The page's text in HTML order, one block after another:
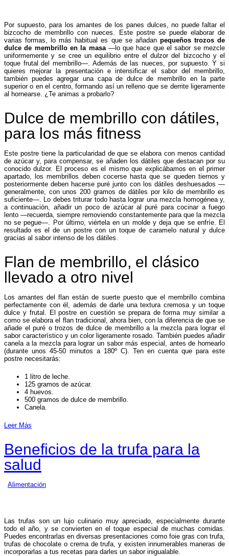
Por supuesto, para los amantes de los panes dulces, no puede faltar el
bizcocho de membrillo con nueces. Este postre se puede elaborar de
varias formas, lo más habitual es que se añadan pequeños trozos de
dulce de membrillo en la masa—lo que hace que el sabor se mezcle
uniformemente y se cree un equilibrio entre el dulzor del bizcocho y el
toque frutal del membrillo—. Además de las nueces, por supuesto. Y si
quieres mejorar la presentación e intensificar el sabor del membrillo,
también puedes agregar una capa de dulce de membrillo en la parte
superior o en el centro, formando así un relleno que se derrite ligeramente
al hornearse. ¿Te animas a probarlo?
Dulce de membrillo con dátiles,
para los más fitness
Este postre tiene la particularidad de que se elabora con menos cantidad
de azúcar y, para compensar, se añaden los dátiles que destacan por su
conocido dulzor. El proceso es el mismo que explicábamos en el primer
apartado, los membrillos deben cocerse hasta que se queden tiernos y
posteriormente deben hacerse puré junto con los dátiles deshuesados —
generalmente, con unos 200 gramos de dátiles por kilo de membrillo es
suficiente—. Lo debes triturar todo hasta lograr una mezcla homogénea y,
a continuación, añadir un poco de azúcar al puré para cocinar a fuego
lento —recuerda, siempre removiendo constantemente para que la mezcla
no se pegue—. Por último, viértela en un molde y deja que se enfríe. El
resultado es el de un postre con un toque de caramelo natural y dulce
gracias al sabor intenso de los dátiles.
Flan de membrillo, el clásico
llevado a otro nivel
Los amantes del flan están de suerte puesto que el membrillo combina
perfectamente con él, además de darle una textura cremosa y un toque
dulce y frutal. El postre en cuestión se prepara de forma muy similar a
como se elabora el flan tradicional, ahora bien, con la diferencia de que se
añade el puré o trozos de dulce de membrillo a la mezcla para lograr el
sabor característico y un color ligeramente rosado. También puedes añadir
canela a la mezcla para lograr un sabor más especial, antes de hornearlo
(durante unos 45-50 minutos a 180º C). Ten en cuenta que para este
postre necesitarás:
1 litro de leche.
125 gramos de azúcar.
4 huevos.
500 gramos de dulce de membrillo.
Canela.
Leer Más
Beneficios de la trufa para la
salud
Alimentación
Las trufas son un lujo culinario muy apreciado, especialmente durante
todo el año, y se convierten en el toque especial de muchas comidas.
Puedes encontrarlas en diversas presentaciones como foie gras con trufa,
trufas de chocolate o crema de trufa, y existen innumerables maneras de
incorporarlas a tus recetas para darles un sabor inigualable.